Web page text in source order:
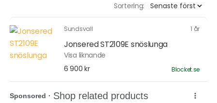
Sortering:
Sundsvall 1 år
Jonsered ST2109E snöslunga
Visa liknande
6 900 kr
Blocket.se